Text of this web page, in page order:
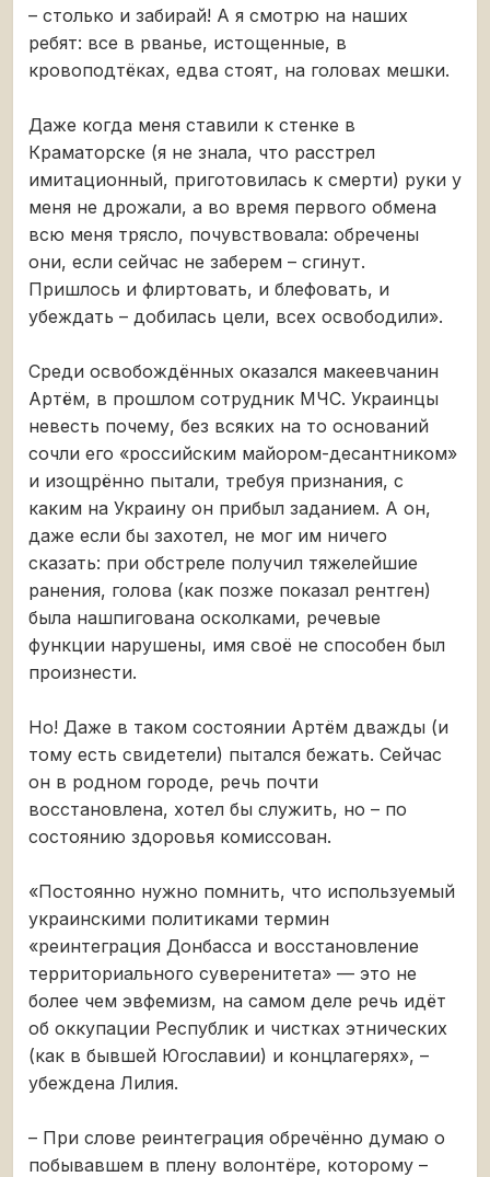
– столько и забирай! А я смотрю на наших
ребят: все в рванье, истощенные, в
кровоподтёках, едва стоят, на головах мешки.
Даже когда меня ставили к стенке в
Краматорске (я не знала, что расстрел
имитационный, приготовилась к смерти) руки у
меня не дрожали, а во время первого обмена
всю меня трясло, почувствовала: обречены
они, если сейчас не заберем – сгинут.
Пришлось и флиртовать, и блефовать, и
убеждать – добилась цели, всех освободили».
Среди освобождённых оказался макеевчанин
Артём, в прошлом сотрудник МЧС. Украинцы
невесть почему, без всяких на то оснований
сочли его «российским майором-десантником»
и изощрённо пытали, требуя признания, с
каким на Украину он прибыл заданием. А он,
даже если бы захотел, не мог им ничего
сказать: при обстреле получил тяжелейшие
ранения, голова (как позже показал рентген)
была нашпигована осколками, речевые
функции нарушены, имя своё не способен был
произнести.
Но! Даже в таком состоянии Артём дважды (и
тому есть свидетели) пытался бежать. Сейчас
он в родном городе, речь почти
восстановлена, хотел бы служить, но – по
состоянию здоровья комиссован.
«Постоянно нужно помнить, что используемый
украинскими политиками термин
«реинтеграция Донбасса и восстановление
территориального суверенитета» — это не
более чем эвфемизм, на самом деле речь идёт
об оккупации Республик и чистках этнических
(как в бывшей Югославии) и концлагерях», –
убеждена Лилия.
– При слове реинтеграция обречённо думаю о
побывавшем в плену волонтёре, которому –